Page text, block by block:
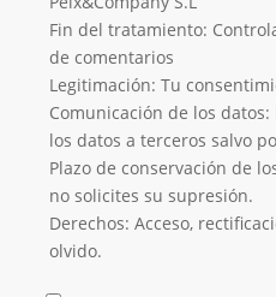
Fin del tratamiento:
de comentarios
Legitimación: Tu
Comunicación de los
los datos a terceros salvo
Plazo de conservación de
no solicites su supresión.
Derechos: Acceso,
olvido.